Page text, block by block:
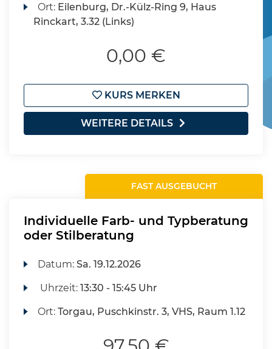
Ort: Eilenburg, Dr.-Külz-Ring 9, Haus
Rinckart, 3.32 (Links)
0,00 €
KURS MERKEN
WEITERE DETAILS
FAST AUSGEBUCHT
Individuelle Farb- und Typberatung
oder Stilberatung
Datum:Sa. 19.12.2026
Uhrzeit:13:30 - 15:45 Uhr
Ort:Torgau, Puschkinstr. 3, VHS, Raum 1.12